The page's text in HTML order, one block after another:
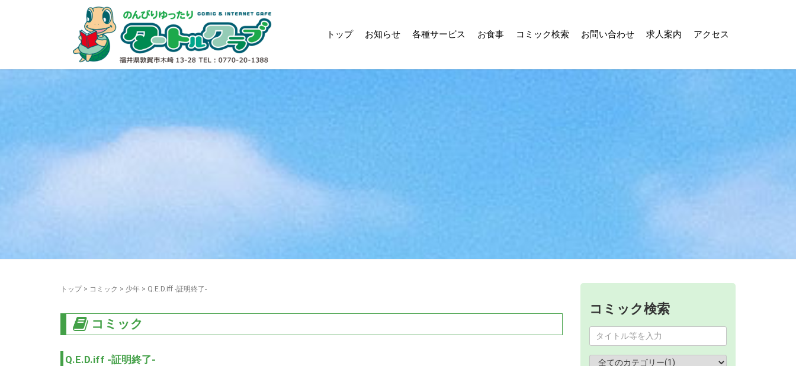
トップ お知らせ 各種サービス お食事 コミック検索 お問い合わせ 求人案内 アクセス
トップ> コミック > 少年 > Q.E.D.iff -証明終了-
コミック
Q.E.D.iff -証明終了-
コミック検索